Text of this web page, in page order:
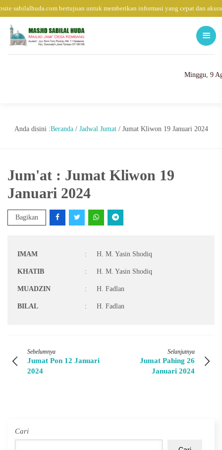
sabilalhuda.com bertujuan untuk memberikan informasi yang cepat dan
Minggu, 9
Anda disini :Beranda/ Jadwal Jumat/ Jumat Kliwon 19 Januari 2024
Jum'at : Jumat Kliwon 19
Januari 2024
Bagikan
IMAM : H. M. Yasin Shodiq
KHATIB : H. M. Yasin Shodiq
MUADZIN : H. Fadlan
BILAL : H. Fadlan
Sebelumnya
Jumat Pon 12 Januari
2024
Selanjutnya
Jumat Pahing 26
Januari 2024
Cari